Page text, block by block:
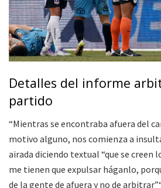
Detalles del informe
partido
“Mientras se encontraba afuera del
motivo alguno, nos comienza a
airada diciendo textual “que se creen
me tienen que expulsar háganlo,
de la gente de afuera y no de